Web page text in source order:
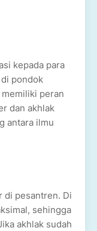
kepada para
pondok
peran
dan akhlak
antara ilmu
di pesantren. Di
sehingga
akhlak sudah